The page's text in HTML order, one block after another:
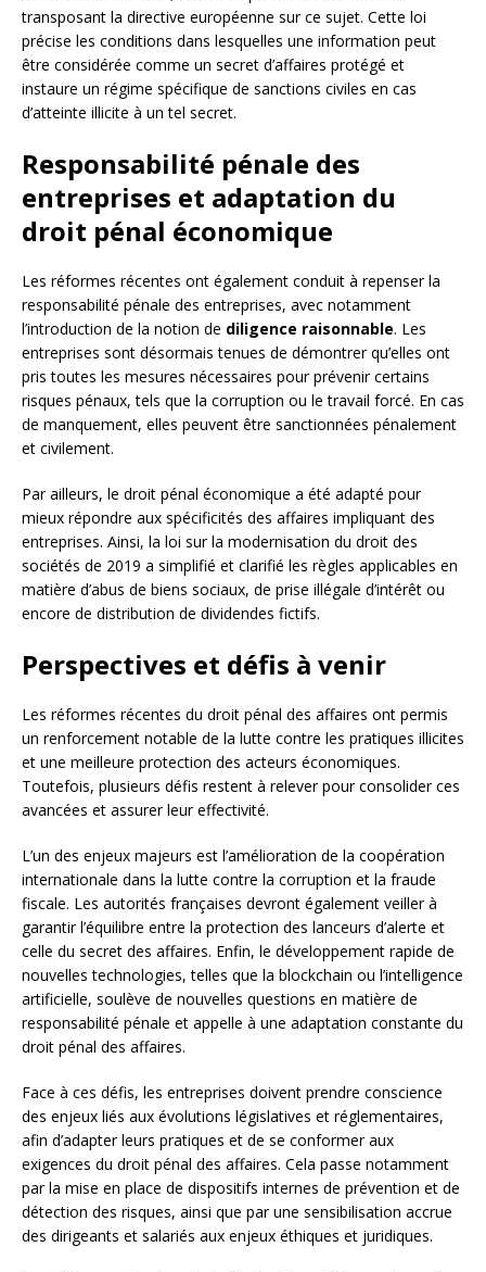
transposant la directive européenne sur ce sujet. Cette loi
précise les conditions dans lesquelles une information peut
être considérée comme un secret d’affaires protégé et
instaure un régime spécifique de sanctions civiles en cas
d’atteinte illicite à un tel secret.
Responsabilité pénale des
entreprises et adaptation du
droit pénal économique
Les réformes récentes ont également conduit à repenser la
responsabilité pénale des entreprises, avec notamment
l’introduction de la notion de diligence raisonnable. Les
entreprises sont désormais tenues de démontrer qu’elles ont
pris toutes les mesures nécessaires pour prévenir certains
risques pénaux, tels que la corruption ou le travail forcé. En cas
de manquement, elles peuvent être sanctionnées pénalement
et civilement.
Par ailleurs, le droit pénal économique a été adapté pour
mieux répondre aux spécificités des affaires impliquant des
entreprises. Ainsi, la loi sur la modernisation du droit des
sociétés de 2019 a simplifié et clarifié les règles applicables en
matière d’abus de biens sociaux, de prise illégale d’intérêt ou
encore de distribution de dividendes fictifs.
Perspectives et défis à venir
Les réformes récentes du droit pénal des affaires ont permis
un renforcement notable de la lutte contre les pratiques illicites
et une meilleure protection des acteurs économiques.
Toutefois, plusieurs défis restent à relever pour consolider ces
avancées et assurer leur effectivité.
L’un des enjeux majeurs est l’amélioration de la coopération
internationale dans la lutte contre la corruption et la fraude
fiscale. Les autorités françaises devront également veiller à
garantir l’équilibre entre la protection des lanceurs d’alerte et
celle du secret des affaires. Enfin, le développement rapide de
nouvelles technologies, telles que la blockchain ou l’intelligence
artificielle, soulève de nouvelles questions en matière de
responsabilité pénale et appelle à une adaptation constante du
droit pénal des affaires.
Face à ces défis, les entreprises doivent prendre conscience
des enjeux liés aux évolutions législatives et réglementaires,
afin d’adapter leurs pratiques et de se conformer aux
exigences du droit pénal des affaires. Cela passe notamment
par la mise en place de dispositifs internes de prévention et de
détection des risques, ainsi que par une sensibilisation accrue
des dirigeants et salariés aux enjeux éthiques et juridiques.